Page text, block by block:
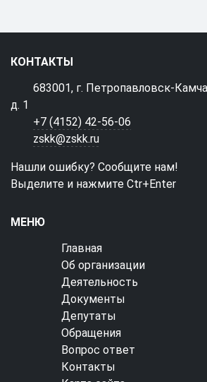
КОНТАКТЫ
683001, г. Петропавловск-
д. 1
+7 (4152) 42-56-06
zskk@zskk.ru
Нашли ошибку? Сообщите нам!
Выделите и нажмите Ctr+Enter
МЕНЮ
Главная
Об организации
Деятельность
Документы
Депутаты
Обращения
Вопрос ответ
Контакты